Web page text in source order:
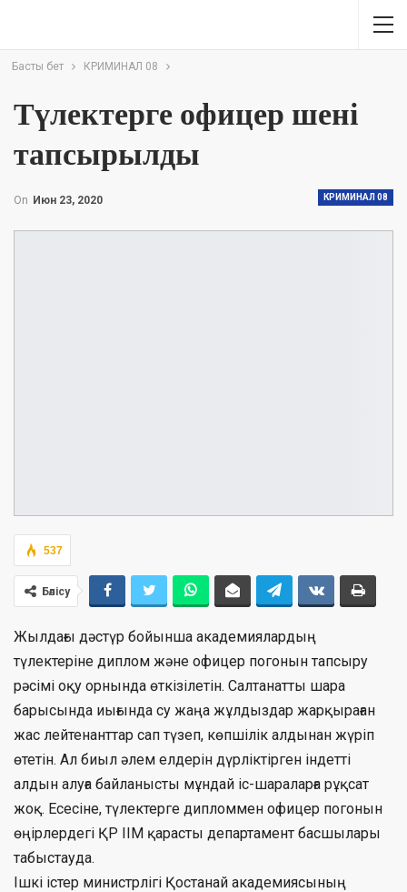
Басты бет КРИМИНАЛ 08
Түлектерге офицер шені
тапсырылды
КРИМИНАЛ 08
On Июн 23, 2020
537
Бөлісу
Жылдағы дәстүр бойынша академиялардың
түлектеріне диплом және офицер погонын тапсыру
рәсімі оқу орнында өткізілетін. Салтанатты шара
барысында иығында су жаңа жұлдыздар жарқыраған
жас лейтенанттар сап түзеп, көпшілік алдынан жүріп
өтетін. Ал биыл әлем елдерін дүрліктірген індетті
алдын алуға байланысты мұндай іс-шараларға рұқсат
жоқ. Есесіне, түлектерге дипломмен офицер погонын
өңірлердегі ҚР ІІМ қарасты департамент басшылары
табыстауда.
Ішкі істер министрлігі Қостанай академиясының